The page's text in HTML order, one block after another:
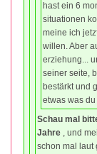
hast ein 6
situationen
meine ich
willen. Aber
erziehung...
seiner seite,
bestärkt und
etwas was du
Schau mal
Jahre , und
schon mal laut